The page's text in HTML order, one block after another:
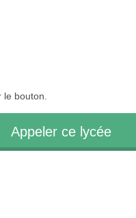
bouton.
Appeler ce lycée